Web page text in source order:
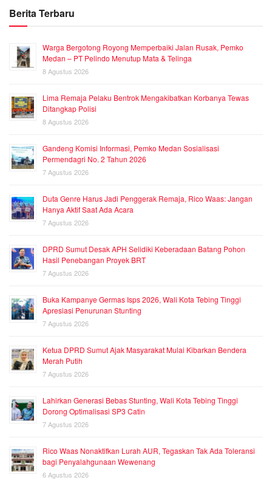
Berita Terbaru
Warga Bergotong Royong Memperbaiki Jalan Rusak, Pemko
Medan – PT Pelindo Menutup Mata & Telinga
8 Agustus 2026
Lima Remaja Pelaku Bentrok Mengakibatkan Korbanya Tewas
Ditangkap Polisi
8 Agustus 2026
Gandeng Komisi Informasi, Pemko Medan Sosialisasi
Permendagri No. 2 Tahun 2026
7 Agustus 2026
Duta Genre Harus Jadi Penggerak Remaja, Rico Waas: Jangan
Hanya Aktif Saat Ada Acara
7 Agustus 2026
DPRD Sumut Desak APH Selidiki Keberadaan Batang Pohon
Hasil Penebangan Proyek BRT
7 Agustus 2026
Buka Kampanye Germas Isps 2026, Wali Kota Tebing Tinggi
Apresiasi Penurunan Stunting
7 Agustus 2026
Ketua DPRD Sumut Ajak Masyarakat Mulai Kibarkan Bendera
Merah Putih
7 Agustus 2026
Lahirkan Generasi Bebas Stunting, Wali Kota Tebing Tinggi
Dorong Optimalisasi SP3 Catin
7 Agustus 2026
Rico Waas Nonaktifkan Lurah AUR, Tegaskan Tak Ada Toleransi
bagi Penyalahgunaan Wewenang
6 Agustus 2026